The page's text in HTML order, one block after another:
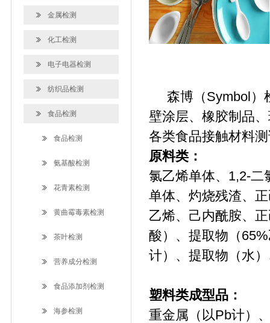
金属检测
化工检测
电子电器检测
纺织品检测
食品检测
食品检测
氨基酸检测
花青素检测
黄曲霉毒素检测
茶叶检测
营养成分检测
食品添加剂检测
海参检测
森博（Symbol）
壁涂层、橡胶制品
各类食品接触材料
原料类：
氯乙烯单体、1,2-二
单体、灼烧残渣、
乙烯、己内酰胺、
酸）、提取物（
计）、提取物（水
塑料类成型品：
重金属（以Pb计）